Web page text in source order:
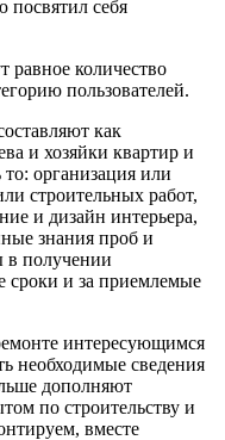
посвятил себя
равное количество
пользователей.
как
и хозяйки квартир и
организация или
строительных работ,
и дизайн интерьера,
знания проб и
в получении
сроки и за приемлемые
интересующимся
необходимые сведения
дополняют
по строительству и
вместе